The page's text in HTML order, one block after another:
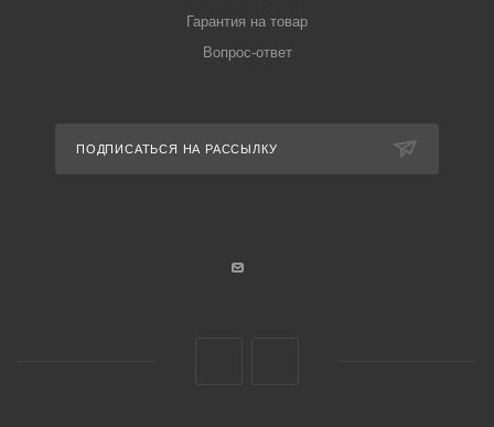
Гарантия на товар
Вопрос-ответ
ПОДПИСАТЬСЯ НА РАССЫЛКУ